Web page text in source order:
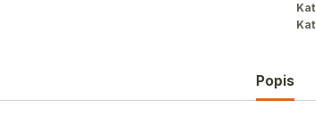
Popis